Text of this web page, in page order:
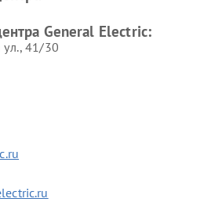
General Electric:
ул., 41/30